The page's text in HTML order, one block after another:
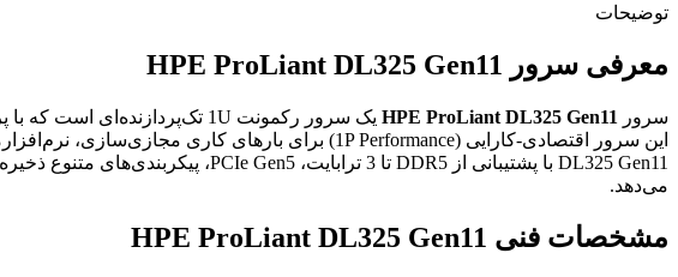
توضیحات
معرفی سرور HPE ProLiant DL325 Gen11
سرور HPE ProLiant DL325 Gen11 یک سرور رکمونت 1U تک‌پردازنده‌ای است که با پردازنده‌های
این سرور اقتصادی-کارایی (1P Performance) برای بارهای کاری مجازی‌سازی، نرم‌افزارمحور، VDI، CDN و اپلیکیشن‌های امن در لبه شبکه طراحی شده است.
می‌دهد.
مشخصات فنی HPE ProLiant DL325 Gen11